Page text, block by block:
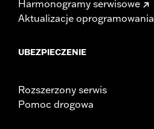
Harmonogramy serwisowe
Aktualizacje oprogramowania
UBEZPIECZENIE
Rozszerzony serwis
Pomoc drogowa